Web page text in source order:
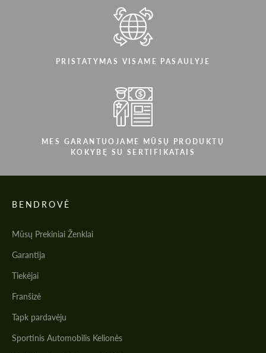
PRISTATYMAS VISAME PASAULYJE
MES GARANTUOJAME MŪSŲ PRODUKTŲ
KOKYBĘ SU SERTIFIKATAIS
BENDROVĖ
Mūsų Prekiniai Ženklai
Garantija
Tiekėjai
Franšizė
Tapk pardavėju
Sportinis Automobilis Kelionės